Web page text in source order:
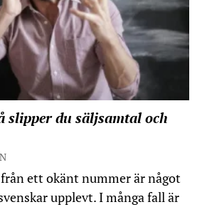
slipper du säljsamtal och
ett okänt nummer är något
upplevt. I många fall är